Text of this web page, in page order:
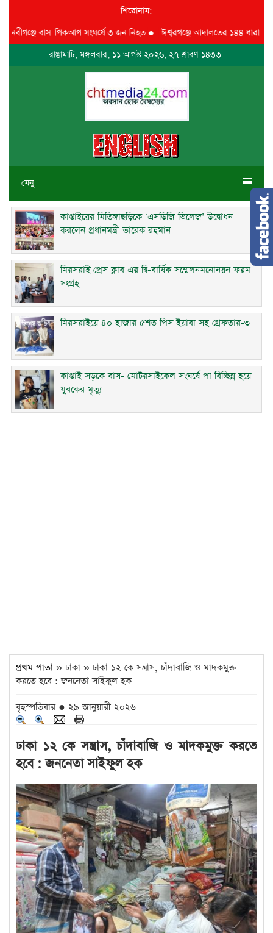
শিরোনাম:
বাস-পিকআপ সংঘর্ষে ৩ জন নিহত●ঈশ্বরগঞ্জে আদালতের ১৪৪ ধারা
রাঙামাটি, মঙ্গলবার, ১১ আগস্ট ২০২৬, ২৭ শ্রাবণ ১৪৩৩
মেনু
কাপ্তাইয়ের মিতিঙ্গাছড়িকে ‘এসডিজি ভিলেজ’ উদ্বোধন
করলেন প্রধানমন্ত্রী তারেক রহমান
মিরসরাই প্রেস ক্লাব এর দ্বি-বার্ষিক সম্মেলনমনোনয়ন ফরম
সংগ্রহ
মিরসরাইয়ে ৪০ হাজার ৫শত পিস ইয়াবা সহ গ্রেফতার-৩
কাপ্তাই সড়কে বাস- মোটরসাইকেল সংঘর্ষে পা বিচ্ছিন্ন হয়ে
যুবকের মৃত্যু
প্রথম পাতা » ঢাকা » ঢাকা ১২ কে সন্ত্রাস, চাঁদাবাজি ও মাদকমুক্ত
করতে হবে : জননেতা সাইফুল হক
বৃহস্পতিবার ● ২৯ জানুয়ারী ২০২৬
ঢাকা ১২ কে সন্ত্রাস, চাঁদাবাজি ও মাদকমুক্ত করতে
হবে : জননেতা সাইফুল হক